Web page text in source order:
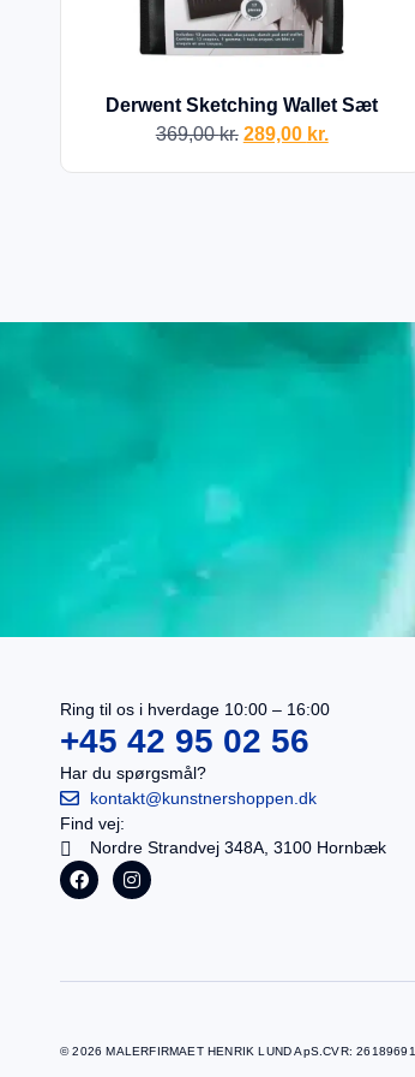
0,00
Se kurv
Derwent Sketching Wallet Sæt
369,00kr. 289,00 kr.
Ring til os i hverdage 10:00 – 16:00
+45 42 95 02 56
Har du spørgsmål?
kontakt@kunstnershoppen.dk
Find vej:
Nordre Strandvej 348A, 3100 Hornbæk
© 2026 MALERFIRMAET HENRIK LUND ApS.CVR: 26189691